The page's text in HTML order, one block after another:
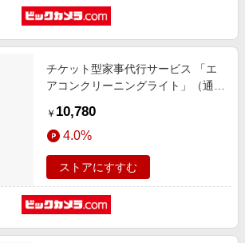
チケット型家事代行サービス 「エ
アコンクリーニングライト」（通常
￥ 10,780
4.0%
ストアにすすむ